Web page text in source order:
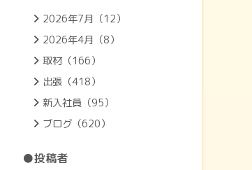
2026年7月（12）
2026年4月（8）
取材（166）
出張（418）
新入社員（95）
ブログ（620）
●投稿者